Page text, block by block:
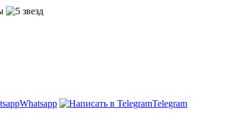
Whatsapp
Telegram